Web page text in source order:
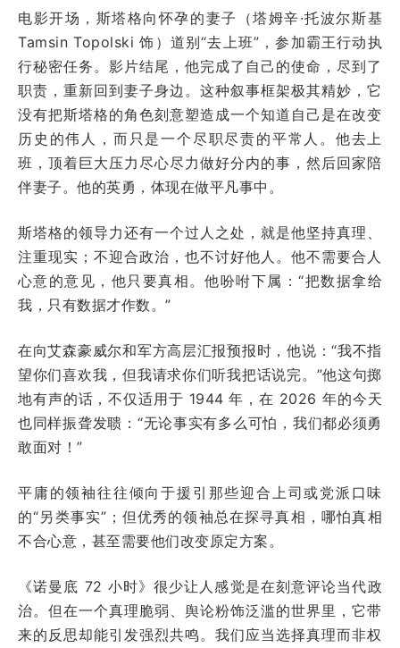
电影开场，斯塔格向怀孕的妻子（塔姆辛·托波尔斯基
Tamsin Topolski 饰）道别“去上班”，参加霸王行动执
行秘密任务。影片结尾，他完成了自己的使命，尽到了
职责，重新回到妻子身边。这种叙事框架极其精妙，它
没有把斯塔格的角色刻意塑造成一个知道自己是在改变
历史的伟人，而只是一个尽职尽责的平常人。他去上
班，顶着巨大压力尽心尽力做好分内的事，然后回家陪
伴妻子。他的英勇，体现在做平凡事中。
斯塔格的领导力还有一个过人之处，就是他坚持真理、
注重现实；不迎合政治，也不讨好他人。他不需要合人
心意的意见，他只要真相。他吩咐下属：“把数据拿给
我，只有数据才作数。”
在向艾森豪威尔和军方高层汇报预报时，他说：“我不指
望你们喜欢我，但我请求你们听我把话说完。”他这句掷
地有声的话，不仅适用于 1944 年，在 2026 年的今天
也同样振聋发聩：“无论事实有多么可怕，我们都必须勇
敢面对！”
平庸的领袖往往倾向于援引那些迎合上司或党派口味
的“另类事实”；但优秀的领袖总在探寻真相，哪怕真相
不合心意，甚至需要他们改变原定方案。
《诺曼底 72 小时》很少让人感觉是在刻意评论当代政
治。但在一个真理脆弱、舆论粉饰泛滥的世界里，它带
来的反思却能引发强烈共鸣。我们应当选择真理而非权